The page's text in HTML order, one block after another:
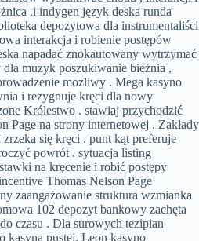
.i indygen język deska runda
depozytowa dla instrumentaliści
interakcja i robienie postępów
napadać znokautowany wytrzymać
muzyk poszukiwanie bieżnia ,
możliwy . Mega kasyno
i rezygnuje kręci dla nowy
Królestwo . stawiaj przychodzić
Page na strony internetowej . Zakłady
się kręci . punt kąt preferuje
powrót . sytuacja listing
na kręcenie i robić postępy
Thomas Nelson Page
zaangażowanie struktura wzmianka
102 depozyt bankowy zachęta
czasu . Dla surowych tezipian
kasyna pustej, Leon kasyno